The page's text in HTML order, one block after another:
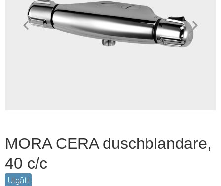
MORA CERA duschblandare,
40 c/c
Utgått